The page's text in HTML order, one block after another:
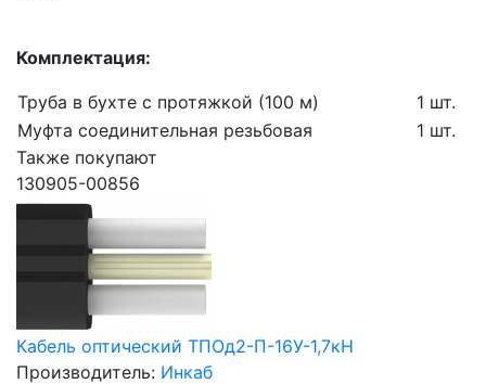
Комплектация:
Труба в бухте с протяжкой (100 м)
1 шт.
Муфта соединительная резьбовая
1 шт.
Также покупают
130905-00856
Кабель оптический ТПОд2-П-16У-1,7кН
Производитель: Инкаб